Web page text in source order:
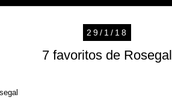
29/1/18
7 favoritos de Rosegal